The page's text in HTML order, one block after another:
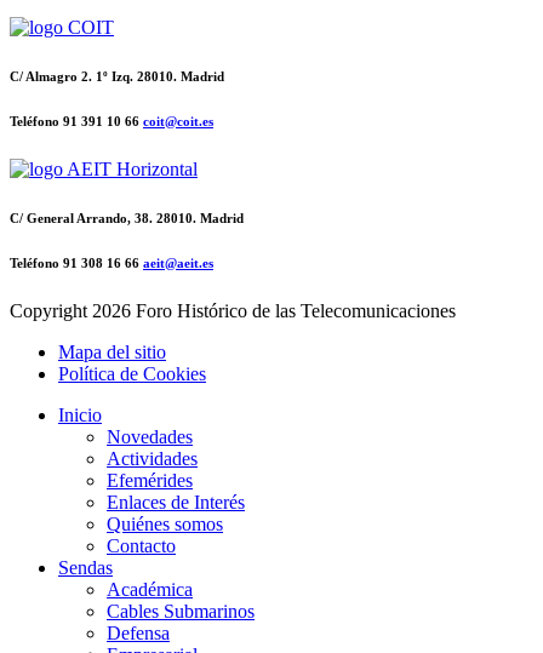
C/ Almagro 2. 1º Izq. 28010. Madrid
Teléfono 91 391 10 66 coit@coit.es
C/ General Arrando, 38. 28010. Madrid
Teléfono 91 308 16 66 aeit@aeit.es
Copyright 2026 Foro Histórico de las Telecomunicaciones
Mapa del sitio
Política de Cookies
Inicio
Novedades
Actividades
Efemérides
Enlaces de Interés
Quiénes somos
Contacto
Sendas
Académica
Cables Submarinos
Defensa